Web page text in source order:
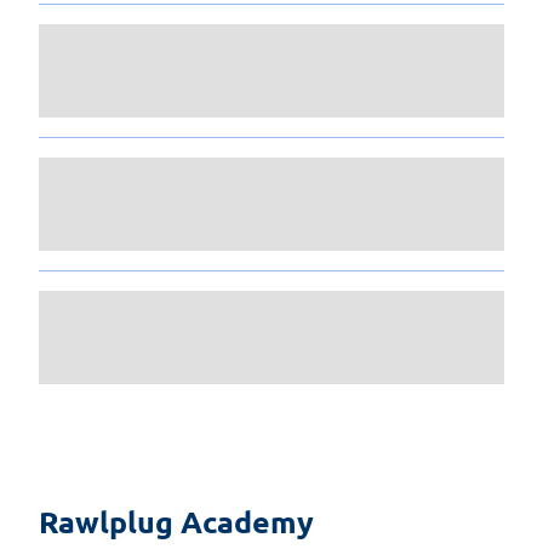
Rawlplug Academy